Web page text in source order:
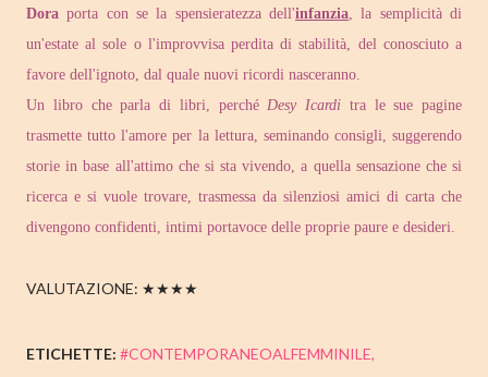
Dora porta con se la spensieratezza dell'infanzia, la semplicità di
un'estate al sole o l'improvvisa perdita di stabilità, del conosciuto a
favore dell'ignoto, dal quale nuovi ricordi nasceranno.
Un libro che parla di libri, perchéDesy Icardi tra le sue pagine
trasmette tutto l'amore per la lettura, seminando consigli, suggerendo
storie in base all'attimo che si sta vivendo, a quella sensazione che si
ricerca e si vuole trovare, trasmessa da silenziosi amici di carta che
divengono confidenti, intimi portavoce delle proprie paure e desideri.
VALUTAZIONE: ★★★★
ETICHETTE: #CONTEMPORANEOALFEMMINILE